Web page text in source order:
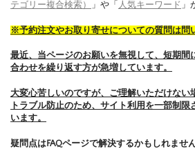
テゴリー複合検索）
」や「 人気キーワード 」
※予約注文やお取り寄せについての質問は問
最近、当ページのお願いを無視して、短期間
合わせを繰り返す方が急増しています。
大変心苦しいのですが、ご理解いただけない
トラブル防止のため、サイト利用を一部制
います。
疑問点はFAQページで解決するかもしれません